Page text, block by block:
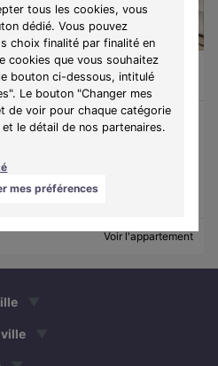
tous les cookies, vous
dédié. Vous pouvez
choix finalité par finalité en
cookies que vous souhaitez
bouton ci-dessous, intitulé
Le bouton "Changer mes
de voir pour chaque catégorie
le détail de nos partenaires.
mes préférences
191 000 €
A partir de987€/mois
à Bain-de-Bretagne,
de vie.
Voir l'appartement